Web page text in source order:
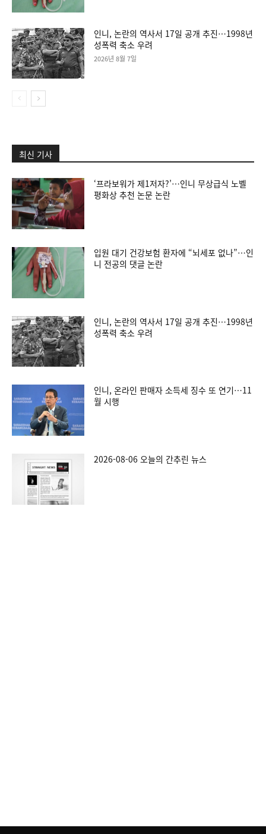
인니, 논란의 역사서 17일 공개 추진…1998년
성폭력 축소 우려
2026년 8월 7일
최신 기사
‘프라보워가 제1저자?’…인니 무상급식 노벨
평화상 추천 논문 논란
입원 대기 건강보험 환자에 “뇌세포 없나”…인
니 전공의 댓글 논란
인니, 논란의 역사서 17일 공개 추진…1998년
성폭력 축소 우려
인니, 온라인 판매자 소득세 징수 또 연기…11
월 시행
2026-08-06 오늘의 간추린 뉴스